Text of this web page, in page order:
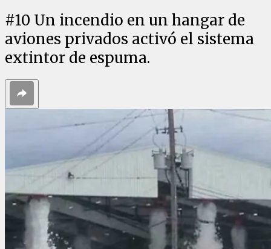
#10 Un incendio en un hangar de
aviones privados activó el sistema
extintor de espuma.